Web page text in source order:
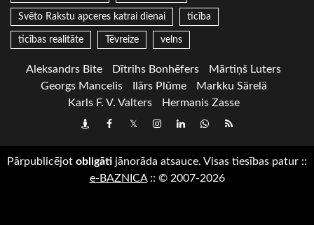
Svēto Rakstu apceres katrai dienai ticība
ticības realitāte Tēvreize velns
Aleksandrs Bite Dītrihs Bonhēfers
Mārtiņš Luters
Georgs Mancelis
Ilārs Plūme
Markku Särelä
Karls F. V. Valters
Hermanis Zasse
DraugiemFacebook
TwitterInstagram
LinkedInwhatsapp
RSS
Pārpublicējot obligāti jānorāda atsauce. Visas tiesības patur ::
e-BAZNICA:: © 2007-2026